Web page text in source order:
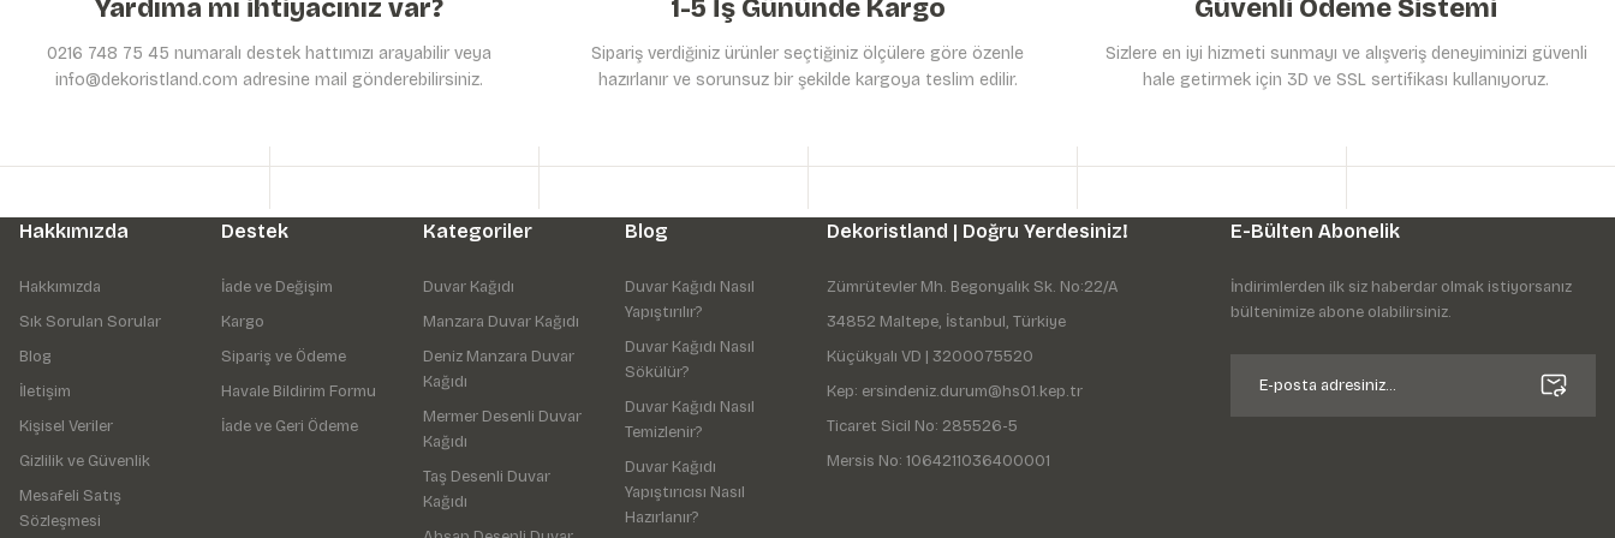
Gönder
Yardıma mı ihtiyacınız var?
0216 748 75 45 numaralı destek hattımızı arayabilir veya
info@dekoristland.com adresine mail gönderebilirsiniz.
1-5 İş Gününde Kargo
Sipariş verdiğiniz ürünler seçtiğiniz ölçülere göre özenle
hazırlanır ve sorunsuz bir şekilde kargoya teslim edilir.
Güvenli Ödeme Sistemi
Sizlere en iyi hizmeti sunmayı ve alışveriş deneyiminizi güvenli
hale getirmek için 3D ve SSL sertifikası kullanıyoruz.
Hakkımızda
Hakkımızda
Sık Sorulan Sorular
Blog
İletişim
Kişisel Veriler
Gizlilik ve Güvenlik
Mesafeli Satış
Sözleşmesi
Destek
İade ve Değişim
Kargo
Sipariş ve Ödeme
Havale Bildirim Formu
İade ve Geri Ödeme
Kategoriler
Duvar Kağıdı
Manzara Duvar Kağıdı
Deniz Manzara Duvar
Kağıdı
Mermer Desenli Duvar
Kağıdı
Taş Desenli Duvar
Kağıdı
Blog
Duvar Kağıdı Nasıl
Yapıştırılır?
Duvar Kağıdı Nasıl
Sökülür?
Duvar Kağıdı Nasıl
Temizlenir?
Duvar Kağıdı
Yapıştırıcısı Nasıl
Hazırlanır?
Dekoristland | Doğru Yerdesiniz!
Zümrütevler Mh. Begonyalık Sk. No:22/A
34852 Maltepe, İstanbul, Türkiye
Küçükyalı VD | 3200075520
Kep: ersindeniz.durum@hs01.kep.tr
Ticaret Sicil No: 285526-5
Mersis No: 1064211036400001
E-Bülten Abonelik
İndirimlerden ilk siz haberdar olmak istiyorsanız
bültenimize abone olabilirsiniz.